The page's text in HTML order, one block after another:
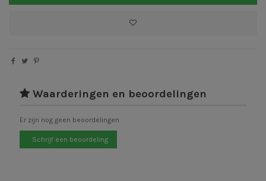
Waarderingen en beoordelingen
Er zijn nog geen beoordelingen
Schrijf een beoordeling